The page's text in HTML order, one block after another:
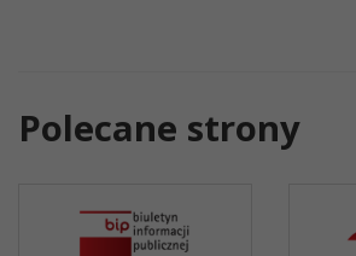
Polecane strony